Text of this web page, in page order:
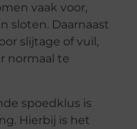
vaak voor,
sloten. Daarnaast
slijtage of vuil,
normaal te
spoedklus is
Hierbij is het